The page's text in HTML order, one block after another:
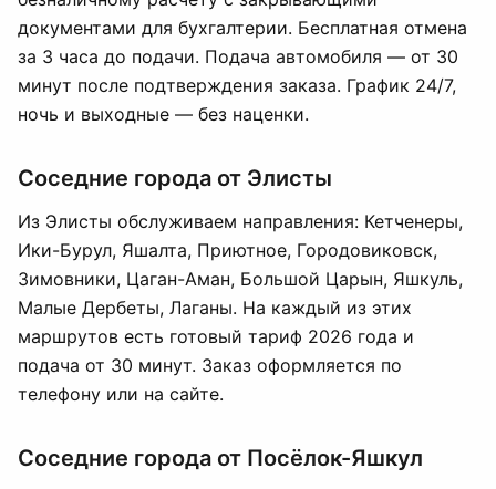
документами для бухгалтерии. Бесплатная отмена
за 3 часа до подачи. Подача автомобиля — от 30
минут после подтверждения заказа. График 24/7,
ночь и выходные — без наценки.
Соседние города от Элисты
Из Элисты обслуживаем направления: Кетченеры,
Ики-Бурул, Яшалта, Приютное, Городовиковск,
Зимовники, Цаган-Аман, Большой Царын, Яшкуль,
Малые Дербеты, Лаганы. На каждый из этих
маршрутов есть готовый тариф 2026 года и
подача от 30 минут. Заказ оформляется по
телефону или на сайте.
Соседние города от Посёлок-Яшкул